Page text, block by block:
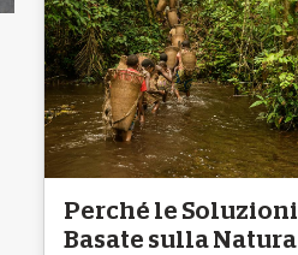
Perché le Soluzioni
Basate sulla Natura